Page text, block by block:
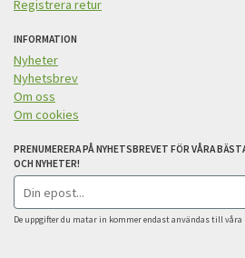
Registrera retur
INFORMATION
Nyheter
Nyhetsbrev
Om oss
Om cookies
PRENUMERERA PÅ NYHETSBREVET FÖR VÅRA
OCH NYHETER!
E-
postadress
De uppgifter du matar in kommer endast användas till våra